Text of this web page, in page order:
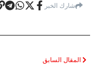
شارك الخبر
المقال السابق